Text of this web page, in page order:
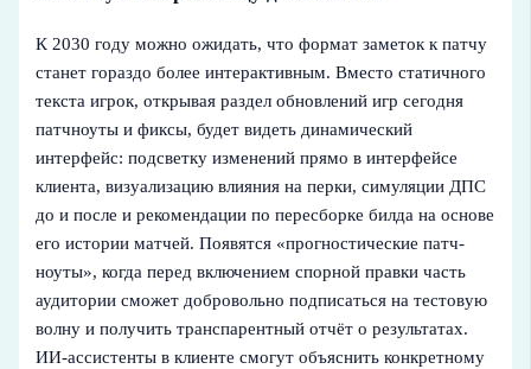
К 2030 году можно ожидать, что формат заметок к патчу
станет гораздо более интерактивным. Вместо статичного
текста игрок, открывая раздел обновлений игр сегодня
патчноуты и фиксы, будет видеть динамический
интерфейс: подсветку изменений прямо в интерфейсе
клиента, визуализацию влияния на перки, симуляции ДПС
до и после и рекомендации по пересборке билда на основе
его истории матчей. Появятся «прогностические патч-
ноуты», когда перед включением спорной правки часть
аудитории сможет добровольно подписаться на тестовую
волну и получить транспарентный отчёт о результатах.
ИИ‑ассистенты в клиенте смогут объяснить конкретному